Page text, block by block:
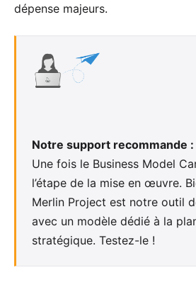
dépense majeurs.
Notre support recommande :
Une fois le Business Model
l’étape de la mise en œuvre.
Merlin Project est notre outil
avec un modèle dédié à la
stratégique. Testez-le !